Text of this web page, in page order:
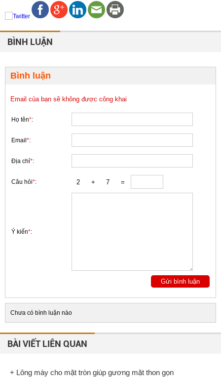
BÌNH LUẬN
Bình luận
Email của bạn sẽ không được công khai
Họ tên*:
Email *:
Địa chỉ*:
Câu hỏi*:
Ý kiến*:
Chưa có bình luận nào
BÀI VIẾT LIÊN QUAN
+ Lông mày cho mặt tròn giúp gương mặt thon gọn